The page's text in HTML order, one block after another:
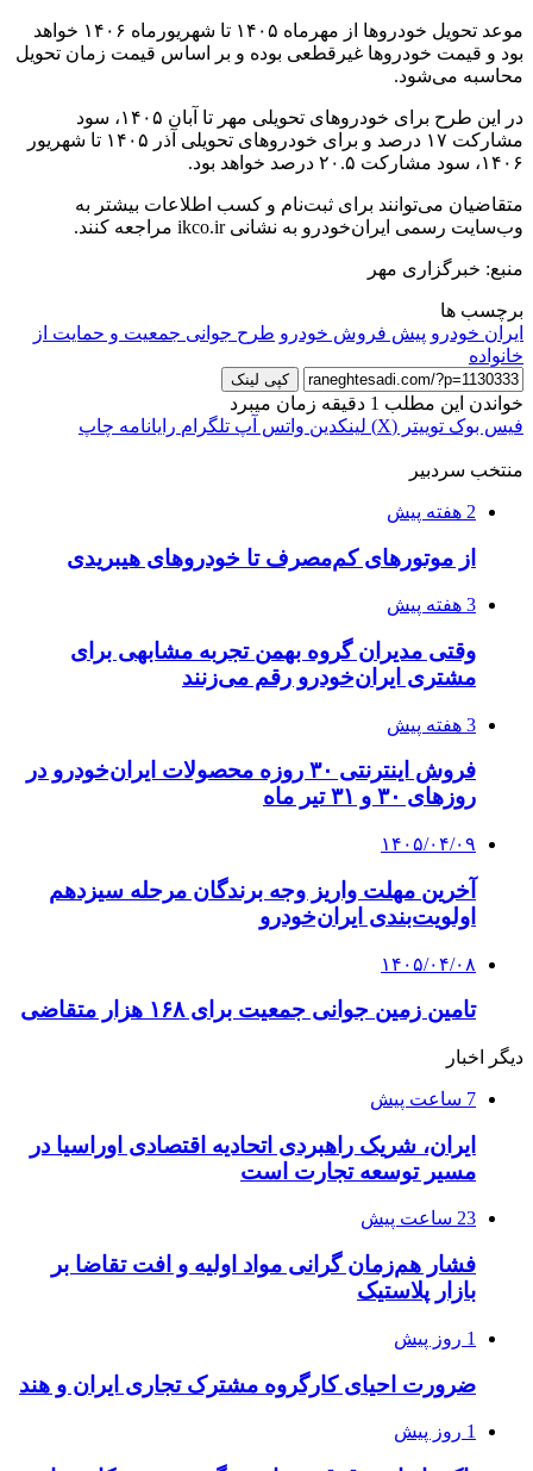
موعد تحویل خودروها از مهرماه ۱۴۰۵ تا شهریورماه ۱۴۰۶ خواهد
بود و قیمت خودروها غیرقطعی بوده و بر اساس قیمت زمان تحویل
محاسبه می‌شود.
در این طرح برای خودروهای تحویلی مهر تا آبان ۱۴۰۵، سود
مشارکت ۱۷ درصد و برای خودروهای تحویلی آذر ۱۴۰۵ تا شهریور
۱۴۰۶، سود مشارکت ۲۰.۵ درصد خواهد بود.
متقاضیان می‌توانند برای ثبت‌نام و کسب اطلاعات بیشتر به
وب‌سایت رسمی ایران‌خودرو به نشانی ikco.ir مراجعه کنند.
منبع: خبرگزاری مهر
برچسب ها
ایران خودرو پیش فروش خودرو طرح جوانی جمعیت و حمایت از
خانواده
کپی لینک
خواندن این مطلب 1 دقیقه زمان میبرد
فیس بوک توییتر (X) لینکدین واتس آپ تلگرام رایانامه چاپ
منتخب سردبیر
2 هفته پیش
از موتورهای کم‌مصرف تا خودروهای هیبریدی
3 هفته پیش
وقتی مدیران گروه بهمن تجربه مشابهی برای
مشتری ایران‌خودرو رقم می‌زنند
3 هفته پیش
فروش اینترنتی ۳۰ روزه محصولات ایران‌خودرو در
روزهای ۳۰ و ۳۱ تیر ماه
۱۴۰۵/۰۴/۰۹
آخرین مهلت واریز وجه برندگان مرحله سیزدهم
اولویت‌بندی ایران‌خودرو
۱۴۰۵/۰۴/۰۸
تامین زمین جوانی جمعیت برای ۱۶۸ هزار متقاضی
دیگر اخبار
7 ساعت پیش
ایران، شریک راهبردی اتحادیه اقتصادی اوراسیا در
مسیر توسعه تجارت است
23 ساعت پیش
فشار هم‌زمان گرانی مواد اولیه و افت تقاضا بر
بازار پلاستیک
1 روز پیش
ضرورت احیای کارگروه مشترک تجاری ایران و هند
1 روز پیش